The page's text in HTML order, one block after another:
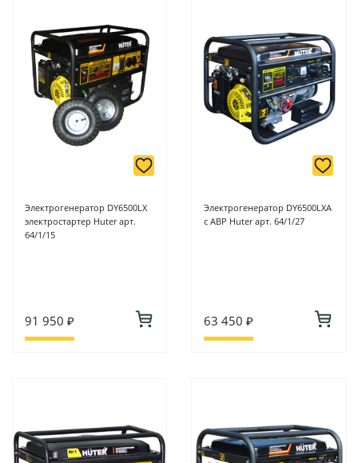
Электрогенератор DY6500LX
электростартер Huter арт.
64/1/15
91 950 ₽
Электрогенератор DY6500LXA
c АВР Huter арт. 64/1/27
63 450 ₽